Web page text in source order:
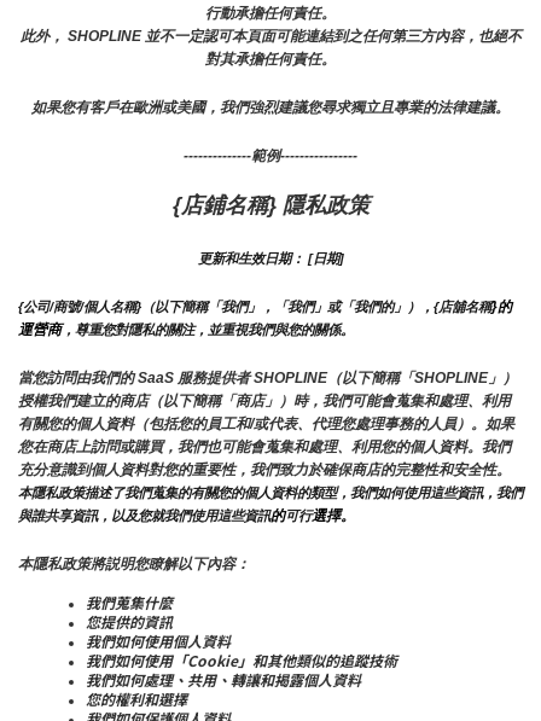
行動承擔任何責任。
此外， SHOPLINE 並不一定認可本頁面可能連結到之任何第三方內容，也絕不
對其承擔任何責任。
如果您有客戶在歐洲或美國，我們強烈建議您尋求獨立且專業的法律建議。
--------------範例----------------
{店鋪名稱} 隱私政策
更新和生效日期： [日期]
{公司/商號/個人名稱}（以下簡稱「我們」，「我們」或「我們的」），{店舖名稱}的
運營商，尊重您對隱私的關注，並重視我們與您的關係。
當您訪問由我們的 SaaS 服務提供者 SHOPLINE（以下簡稱「SHOPLINE」）
授權我們建立的商店（以下簡稱「商店」）時，我們可能會蒐集和處理、利用
有關您的個人資料（包括您的員工和/或代表、代理您處理事務的人員）。如果
您在商店上訪問或購買，我們也可能會蒐集和處理、利用您的個人資料。我們
充分意識到個人資料對您的重要性，我們致力於確保商店的完整性和安全性。
本隱私政策描述了我們蒐集的有關您的個人資料的類型，我們如何使用這些資訊，我們
與誰共享資訊，以及您就我們使用這些資訊的可行選擇。
本隱私政策將説明您瞭解以下內容：
我們蒐集什麼
您提供的資訊
我們如何使用個人資料
我們如何使用「Cookie」和其他類似的追蹤技術
我們如何處理、共用、轉讓和揭露個人資料
您的權利和選擇